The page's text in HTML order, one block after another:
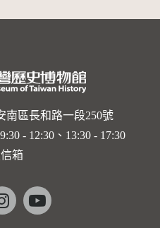
南區長和路一段250號
- 12:30、13:30 - 17:30
箱
instagramyoutube